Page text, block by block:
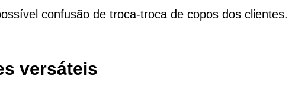
confusão de troca-troca de copos dos clientes.
versáteis